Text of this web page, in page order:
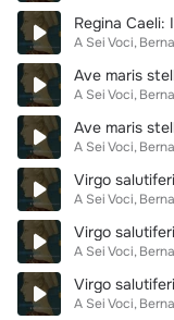
Regina Caeli:
A Sei Voci
Ave maris
A Sei Voci
Ave maris
A Sei Voci
Virgo
A Sei Voci
Virgo
A Sei Voci
Virgo
A Sei Voci